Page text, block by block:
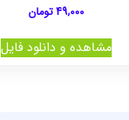
49,000 تومان
مشاهده و دانلود فایل